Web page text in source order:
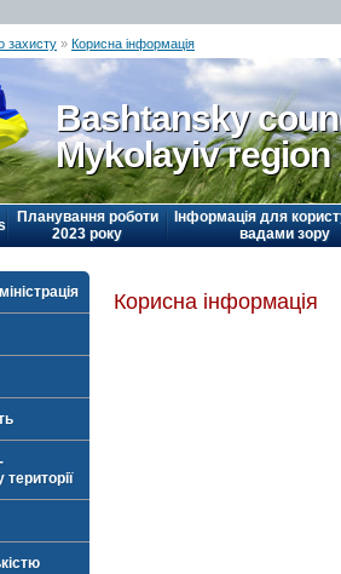
захисту » Корисна інформація
Bashtansky
Mykolayiv region
Планування роботи
2023 року
Інформація для
вадами зору
Корисна інформація